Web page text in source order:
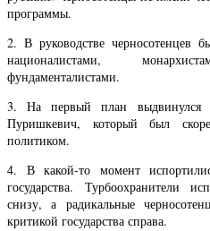
программы.
2. В руководстве черносотенцев
националистами,
фундаменталистами.
3. На первый план выдвинулся
Пуришкевич, который был
политиком.
4. В какой-то момент
государства. Турбоохранители
снизу, а радикальные
критикой государства справа.